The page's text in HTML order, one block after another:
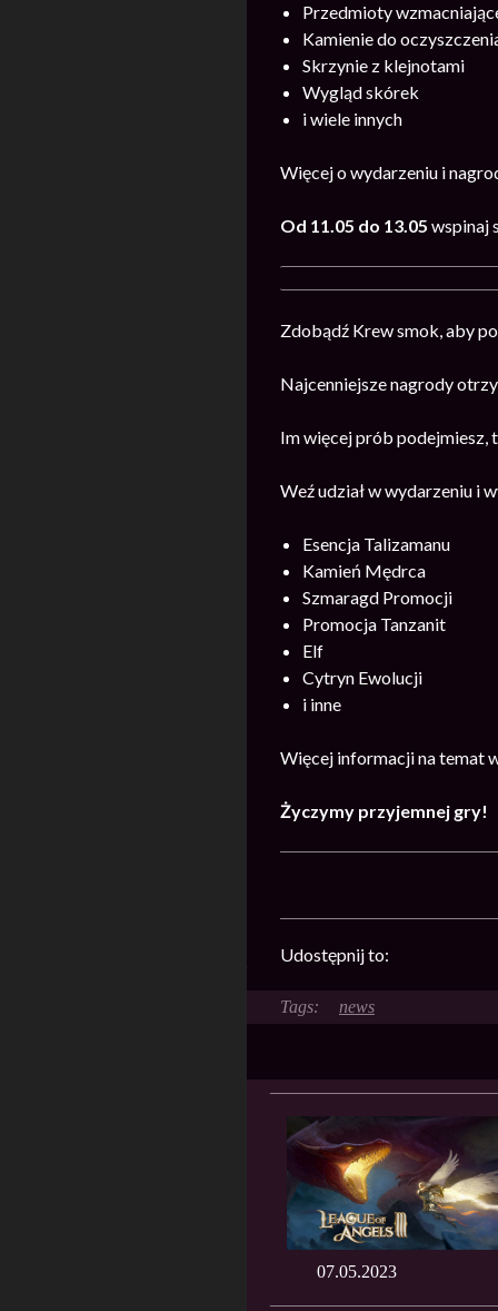
Przedmioty
Kamienie do
Skrzynie z klejnotami
Wygląd skórek
i wiele innych
Więcej o wydarzeniu i
Od 11.05 do 13.05 wspinaj
Zdobądź Krew smok, aby
Najcenniejsze nagrody
Im więcej prób podejmiesz,
Weź udział w wydarzeniu i
Esencja Talizamanu
Kamień Mędrca
Szmaragd Promocji
Promocja Tanzanit
Elf
Cytryn Ewolucji
i inne
Więcej informacji na temat
Życzymy przyjemnej gry!
Udostępnij to:
news
07.05.2023